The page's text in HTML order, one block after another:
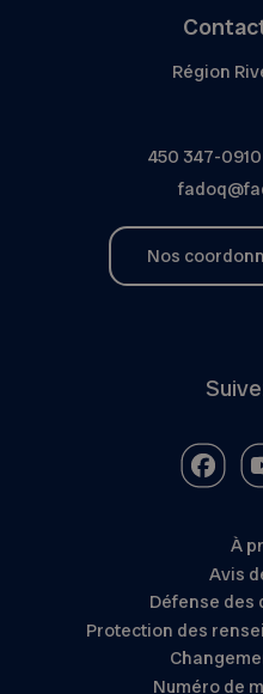
Région
450 347-0910
Nos
À
Avis
Défense
Protection des
Numéro de